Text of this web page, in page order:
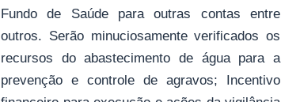
Fundo de Saúde para outras contas entre
outros. Serão minuciosamente verificados os
recursos do abastecimento de água para a
prevenção e controle de agravos; Incentivo